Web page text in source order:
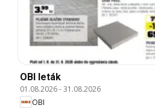
OBI leták
01.08.2026-31.08.2026
OBI